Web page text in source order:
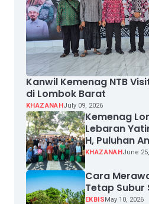
Kanwil Kemenag NTB
di Lombok Barat
KHAZANAHJuly 09, 2026
Kemenag
Lebaran
H, Puluhan
Santunan
KHAZANAHJune
Cara
Tetap Subur
EKBISMay 10, 2026